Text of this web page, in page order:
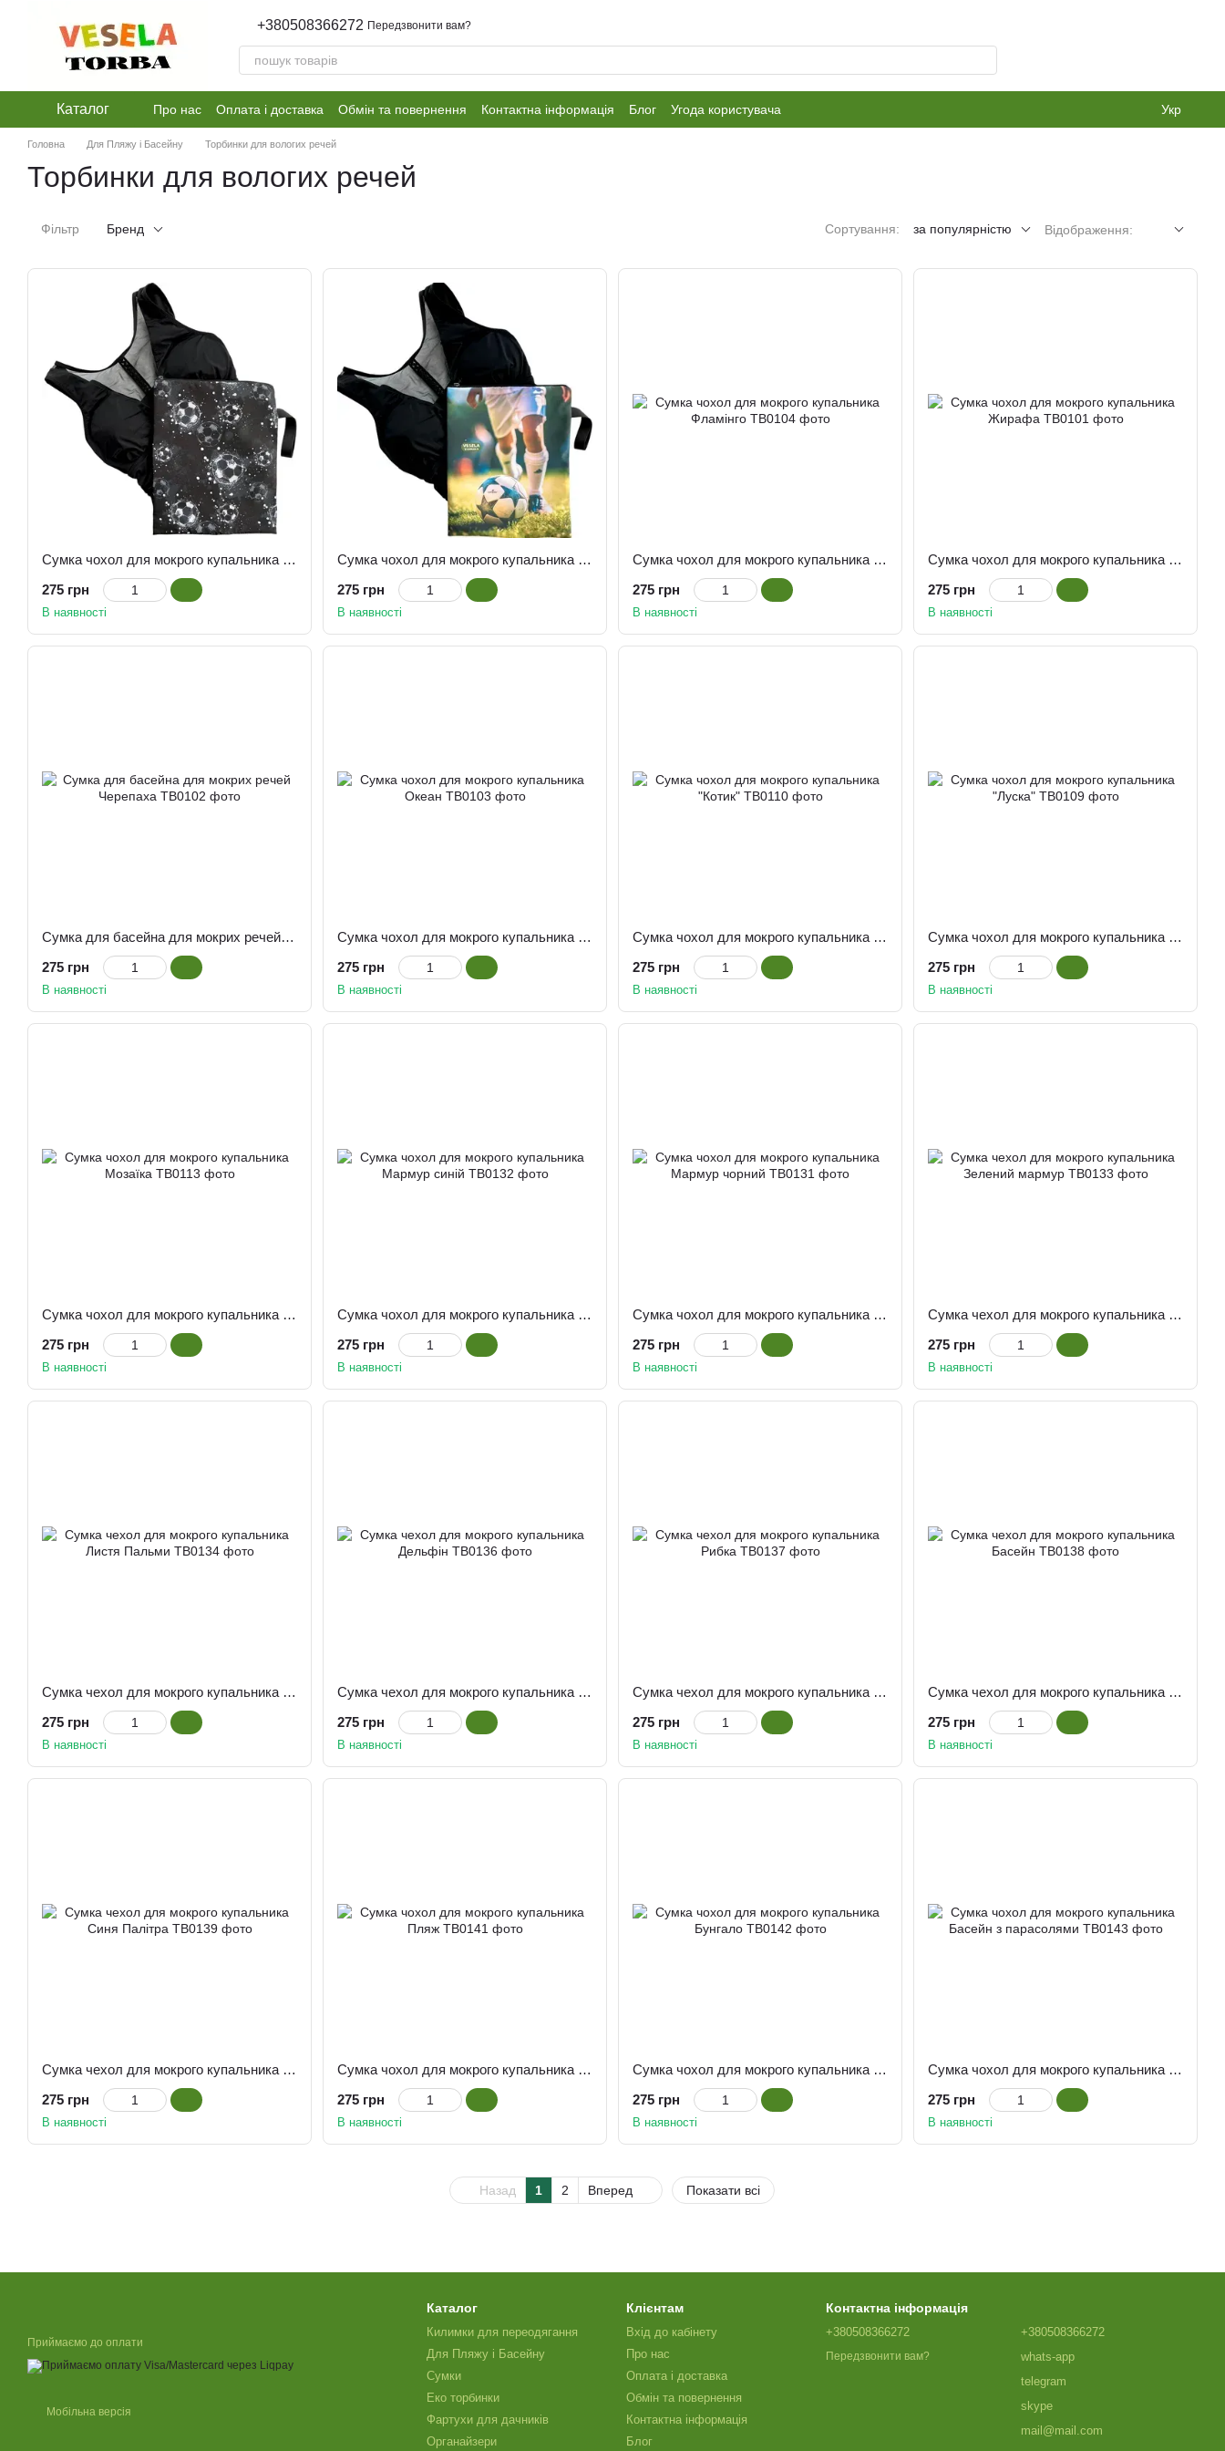
+380508366272 Передзвонити вам?
Каталог Про нас Оплата і доставка Обмін та повернення Контактна інформація Блог Угода користувача Укр
Головна Для Пляжу і Басейну Торбинки для вологих речей
Торбинки для вологих речей
Фільтр Бренд Сортування: за популярністю Відображення:
Сумка чохол для мокрого купальника М'ячі
275 грн
В наявності
Сумка чохол для мокрого купальника Футбол
275 грн
В наявності
Сумка чохол для мокрого купальника Фламінго
275 грн
В наявності
Сумка чохол для мокрого купальника Жирафа
275 грн
В наявності
Сумка для басейна для мокрих речей Черепаха
275 грн
В наявності
Сумка чохол для мокрого купальника Океан
275 грн
В наявності
Сумка чохол для мокрого купальника "Котик"
275 грн
В наявності
Сумка чохол для мокрого купальника "Луска"
275 грн
В наявності
Сумка чохол для мокрого купальника Мозаїка
275 грн
В наявності
Сумка чохол для мокрого купальника Мармур синій
275 грн
В наявності
Сумка чохол для мокрого купальника Мармур чорний
275 грн
В наявності
Сумка чехол для мокрого купальника Зелений мармур
275 грн
В наявності
Сумка чехол для мокрого купальника Листя Пальми
275 грн
В наявності
Сумка чехол для мокрого купальника Дельфін
275 грн
В наявності
Сумка чехол для мокрого купальника Рибка
275 грн
В наявності
Сумка чехол для мокрого купальника Басейн
275 грн
В наявності
Сумка чехол для мокрого купальника Синя Палітра
275 грн
В наявності
Сумка чохол для мокрого купальника Пляж
275 грн
В наявності
Сумка чохол для мокрого купальника Бунгало
275 грн
В наявності
Сумка чохол для мокрого купальника Басейн з парасолями
275 грн
В наявності
Назад 1 2 Вперед Показати всі
Приймаємо до оплати
Мобільна версія
Каталог
Килимки для переодягання
Для Пляжу і Басейну
Сумки
Еко торбинки
Фартухи для дачників
Органайзери
Клієнтам
Вхід до кабінету
Про нас
Оплата і доставка
Обмін та повернення
Контактна інформація
Блог
Контактна інформація
+380508366272
Передзвонити вам?
+380508366272
whats-app
telegram
skype
mail@mail.com